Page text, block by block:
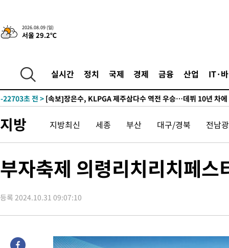
2026.08.09 (일)
서울 29.2℃
실시간 정치 국제 경제 금융 산업 IT·
3시간 전 >“美 이란전 무기 소진…북한과 분쟁시 주한 미군 취약해질 수 있어”
46.35%
-32143초 전 >
[속보]與 당대표 경선, 강원 권리당원 투표 김민석 승리
-30061초 전 >
-22703초 전 > [속보]장은수, KLPGA 제주삼다수 역전 우승…데뷔 10년 차에
-17995초 전 >
손흥민, 68분 뛰고 2경기 침묵…LAFC, 톨루카에 1-0 승리(종
-17267초 전 >'2경기 연속 침묵' 손흥민, 톨루카전 68분만 뛰고 슈팅 0개
-2901초 전 >'여긴 20도, 저긴 50도'…열화상 카메라로 본 폭염 저감시설 '온
1시간 전 >튀르키예 외무장관, "메카 3국 방위협정은 이란이 목표 아냐 " 밝혀
1시간 전 >이군이 불법 군시설 건설한 레바논 남부에서 레바논군 3명 폭발로
3시간 전 >
美 국방부, 켄달 전 공군장관 보안허가 취소…“에어포스원 기밀정
지방 지방최신 세종 부산 대구/경북 전남
부자축제 의령리치리치페
등록 2024.10.31 09:07:10